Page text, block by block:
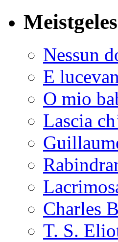
Nessun
E
O mio
Lascia
Charles
T. S.